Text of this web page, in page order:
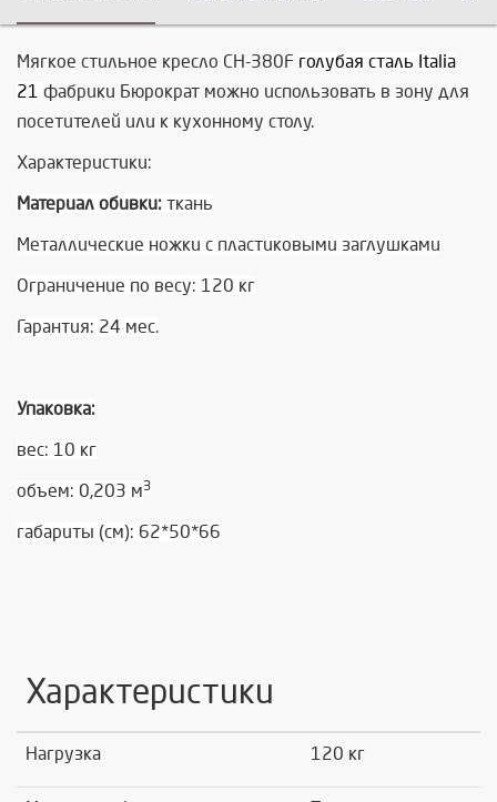
Мягкое стильное кресло CH-380F голубая сталь Italia
21 фабрики Бюрократ можно использовать в зону для
посетителей или к кухонному столу.
Характеристики:
Материал обивки: ткань
Металлические ножки с пластиковыми заглушками
Ограничение по весу: 120 кг
Гарантия: 24 мес.
Упаковка:
вес: 10 кг
объем: 0,203 м3
габариты (см): 62*50*66
Характеристики
Нагрузка 120 кг